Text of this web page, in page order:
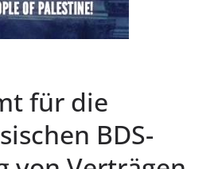
für die
BDS-